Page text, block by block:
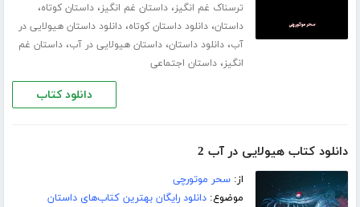
ترسناک غم انگیز،داستان غم انگیز،داستان کوتاه،
داستان،دانلود داستان کوتاه،دانلود داستان هیولایی در
آب،دانلود داستان،داستان هیولایی در آب،داستان غم
انگیز،داستان اجتماعی
دانلود کتاب
دانلود کتاب هیولایی در آب 2
از:سحر موتورچی
موضوع:دانلود رایگان بهترین کتاب‌های داستان